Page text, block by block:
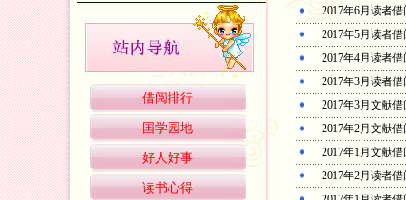
借阅排行
国学园地
好人好事
读书心得
2017年6月读者
2017年5月读者
2017年4月读者
2017年3月读者
2017年3月文献
2017年2月文献
2017年1月文献
2017年2月读者